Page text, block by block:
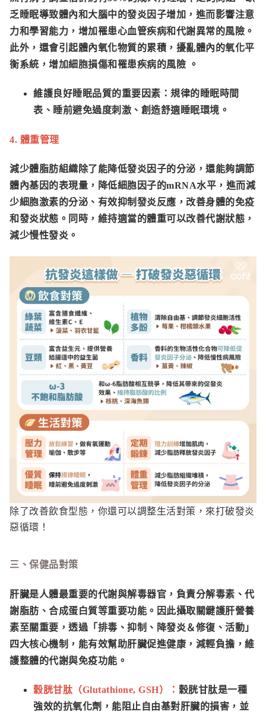
乏睡眠導致體內和大腦中的發炎因子增加，進而影響注意
力和學習能力，增加罹患心血管疾病和代謝異常的風險。
此外，還會引起體內氧化物質的累積，擾亂體內的氧化平
衡系統，增加細胞損傷和罹患疾病的風險 。
維護良好睡眠品質的重要因素： 規律的睡眠時間
表、睡前避免過度刺激、創造舒適睡眠環境 。
4. 體重管理
減少體脂肪組織除了能降低發炎因子的分泌，還能夠調節
體內基因的表現量， 降低細胞因子的mRNA水平 ，進而減
少細胞激素的分泌、有效抑制發炎反應，改善身體的免疫
和發炎狀態。同時，維持適當的體重可以改善代謝狀態，
減少慢性發炎。
除了改善飲食型態，你還可以調整生活對策，來打破發炎
惡循環！
三、保健品對策
肝臟是人體最重要的代謝與解毒器官，負責分解毒素、代
謝脂肪、合成蛋白質等重要功能。因此攝取關鍵護肝營養
素至關重要，透過「排毒、抑制、降發炎＆修復、活動」
四大核心機制，能有效幫助肝臟促進健康，減輕負擔，維
護整體的代謝與免疫功能。
穀胱甘肽（Glutathione, GSH）： 穀胱甘肽是一種
強效的抗氧化劑，能阻止自由基對肝臟的損害，並